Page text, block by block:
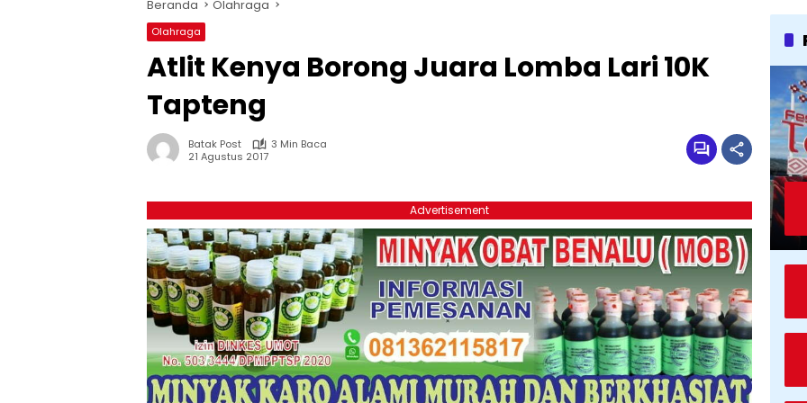
Beranda Olahraga
Olahraga
Atlit Kenya Borong Juara Lomba Lari 10K
Tapteng
Batak Post
3 Min Baca
21 Agustus 2017
Advertisement